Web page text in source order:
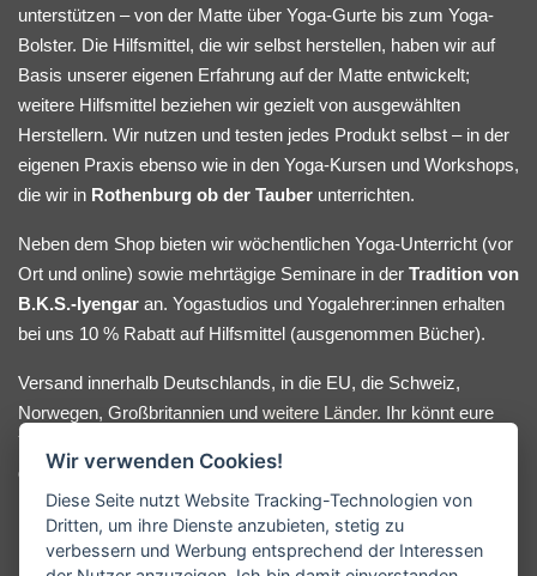
unterstützen – von der Matte über Yoga-Gurte bis zum Yoga-
Bolster. Die Hilfsmittel, die wir selbst herstellen, haben wir auf
Basis unserer eigenen Erfahrung auf der Matte entwickelt;
weitere Hilfsmittel beziehen wir gezielt von ausgewählten
Herstellern. Wir nutzen und testen jedes Produkt selbst – in der
eigenen Praxis ebenso wie in den Yoga-Kursen und Workshops,
die wir in Rothenburg ob der Tauber unterrichten.
Neben dem Shop bieten wir wöchentlichen Yoga-Unterricht (vor
Ort und online) sowie mehrtägige Seminare in der Tradition von
B.K.S.-Iyengar an. Yogastudios und Yogalehrer:innen erhalten
bei uns 10 % Rabatt auf Hilfsmittel (ausgenommen Bücher).
Versand innerhalb Deutschlands, in die EU, die Schweiz,
Norwegen, Großbritannien und weitere Länder. Ihr könnt eure
Yoga-Hilfsmittel bequem online bestellen oder nach Absprache
direkt bei uns im Lager abholen. Bei Fragen oder
Beratungswunsch meldet euch gerne.
Wir verwenden Cookies!
Diese Seite nutzt Website Tracking-Technologien von
Dritten, um ihre Dienste anzubieten, stetig zu
verbessern und Werbung entsprechend der Interessen